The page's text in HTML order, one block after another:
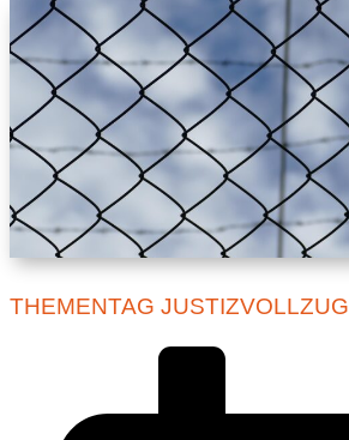
THEMENTAG JUSTIZVOLLZUG